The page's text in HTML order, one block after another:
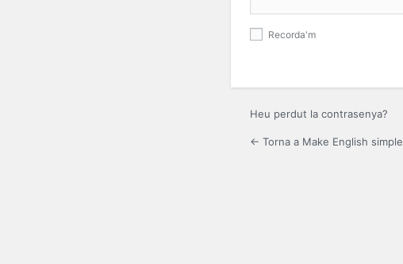
Recorda'm
Heu perdut la contrasenya?
← Torna a Make English simple